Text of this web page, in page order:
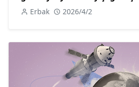
Erbak 2026/4/2